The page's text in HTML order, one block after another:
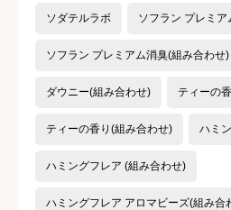
ソダテルラボ ソフラン プレミア
ソフラン プレミアム消臭(組み合わせ)
ダウニー(組み合わせ) ティーの
ティーの香り(組み合わせ) ハミ
ハミングフレア (組み合わせ)
ハミングフレア アロマビーズ(組み合